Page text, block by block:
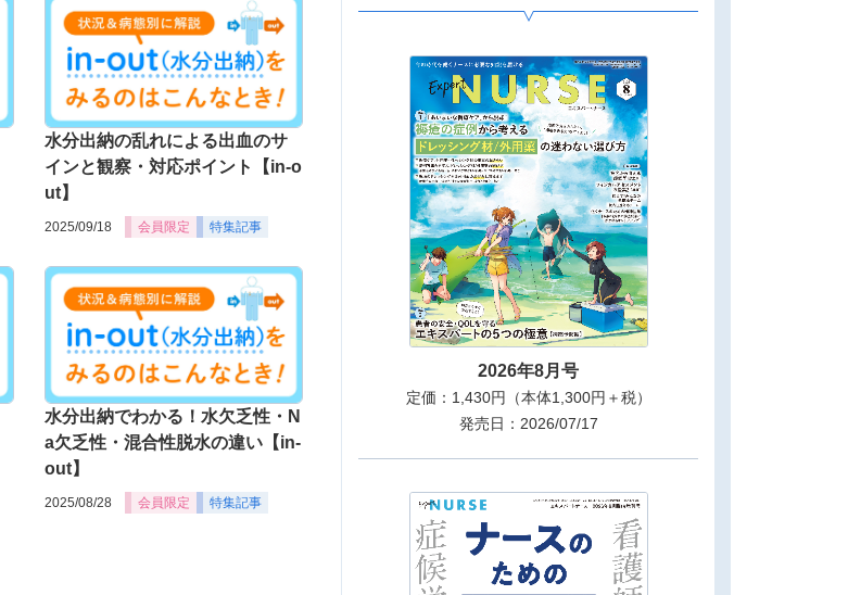
水分出納の乱れによる出血のサ
インと観察・対応ポイント【in-o
ut】
2025/09/18 会員限定 特集記事
水分出納でわかる！水欠乏性・N
a欠乏性・混合性脱水の違い【in-
out】
2025/08/28 会員限定 特集記事
2026年8月号
定価：1,430円（本体1,300円＋税）
発売日：2026/07/17